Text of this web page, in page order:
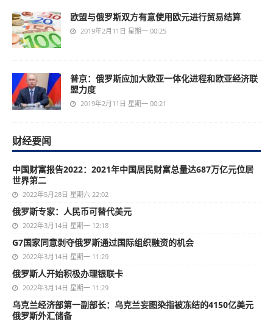
欧盟与俄罗斯双方有意使用欧元进行贸易结算
2019年2月11日 星期一 00:25
普京：俄罗斯应加大欧亚一体化进程和欧亚经济联
盟力度
2019年2月11日 星期一 00:21
财经要闻
中国财富报告2022：2021年中国居民财富总量达687万亿元位居
世界第二
2022年5月28日 星期六 22:02
俄罗斯专家：人民币可替代美元
2022年3月14日 星期一 12:18
G7国家同意剥夺俄罗斯通过国际组织融资的机会
2022年3月14日 星期一 11:29
俄罗斯人开始积极办理银联卡
2022年3月14日 星期一 11:29
乌克兰经济部第一副部长：乌克兰妄图染指被冻结的4150亿美元
俄罗斯外汇储备